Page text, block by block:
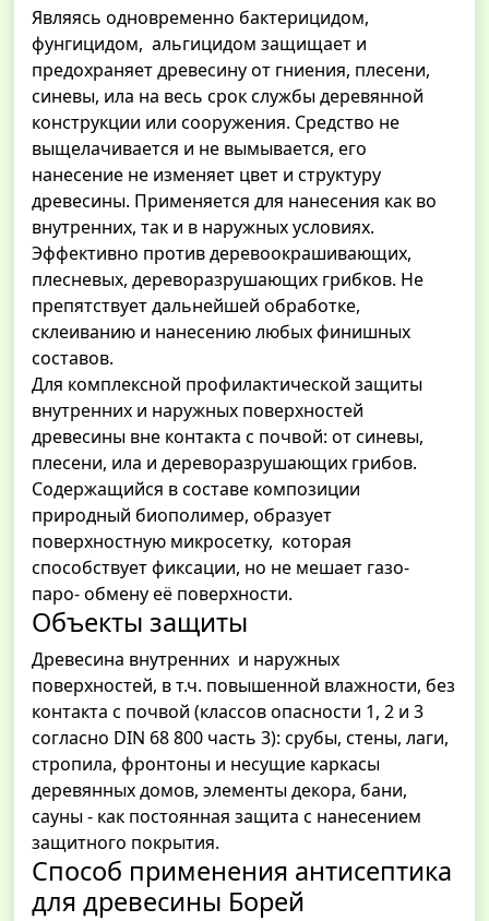
Являясь одновременно бактерицидом,
фунгицидом, альгицидом защищает и
предохраняет древесину от гниения, плесени,
синевы, ила на весь срок службы деревянной
конструкции или сооружения. Средство не
выщелачивается и не вымывается, его
нанесение не изменяет цвет и структуру
древесины. Применяется для нанесения как во
внутренних, так и в наружных условиях.
Эффективно против деревоокрашивающих,
плесневых, дереворазрушающих грибков. Не
препятствует дальнейшей обработке,
склеиванию и нанесению любых финишных
составов.
Для комплексной профилактической защиты
внутренних и наружных поверхностей
древесины вне контакта с почвой: от синевы,
плесени, ила и дереворазрушающих грибов.
Содержащийся в составе композиции
природный биополимер, образует
поверхностную микросетку, которая
способствует фиксации, но не мешает газо-
паро- обмену её поверхности.
Объекты защиты
Древесина внутренних и наружных
поверхностей, в т.ч. повышенной влажности, без
контакта с почвой (классов опасности 1, 2 и 3
согласно DIN 68 800 часть 3): срубы, стены, лаги,
стропила, фронтоны и несущие каркасы
деревянных домов, элементы декора, бани,
сауны - как постоянная защита с нанесением
защитного покрытия.
Способ применения антисептика
для древесины Борей